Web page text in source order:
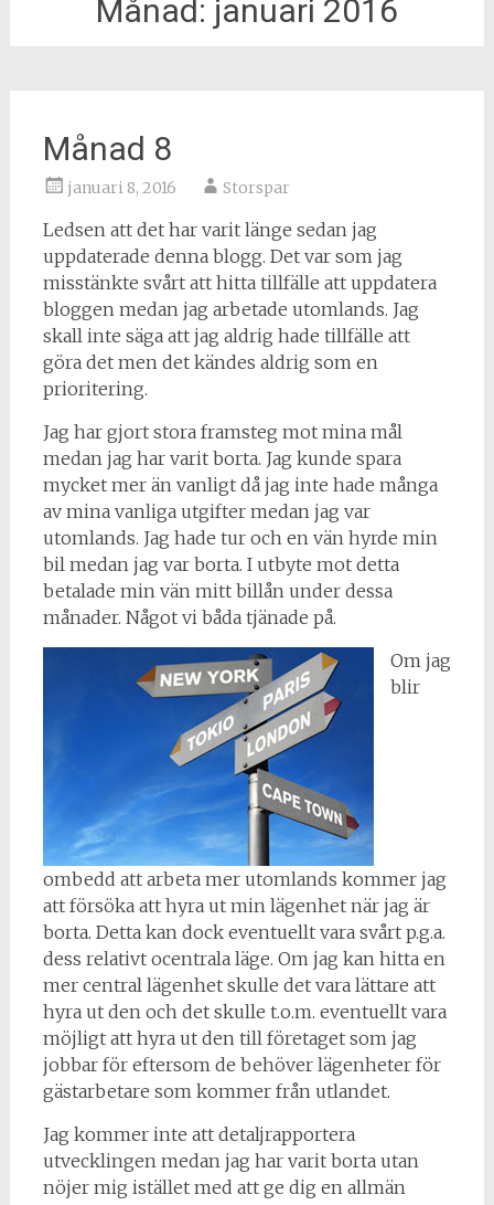
Månad: januari 2016
Månad 8
januari 8, 2016 Storspar
Ledsen att det har varit länge sedan jag
uppdaterade denna blogg. Det var som jag
misstänkte svårt att hitta tillfälle att uppdatera
bloggen medan jag arbetade utomlands. Jag
skall inte säga att jag aldrig hade tillfälle att
göra det men det kändes aldrig som en
prioritering.
Jag har gjort stora framsteg mot mina mål
medan jag har varit borta. Jag kunde spara
mycket mer än vanligt då jag inte hade många
av mina vanliga utgifter medan jag var
utomlands. Jag hade tur och en vän hyrde min
bil medan jag var borta. I utbyte mot detta
betalade min vän mitt billån under dessa
månader. Något vi båda tjänade på.
Om jag
blir
ombedd att arbeta mer utomlands kommer jag
att försöka att hyra ut min lägenhet när jag är
borta. Detta kan dock eventuellt vara svårt p.g.a.
dess relativt ocentrala läge. Om jag kan hitta en
mer central lägenhet skulle det vara lättare att
hyra ut den och det skulle t.o.m. eventuellt vara
möjligt att hyra ut den till företaget som jag
jobbar för eftersom de behöver lägenheter för
gästarbetare som kommer från utlandet.
Jag kommer inte att detaljrapportera
utvecklingen medan jag har varit borta utan
nöjer mig istället med att ge dig en allmän